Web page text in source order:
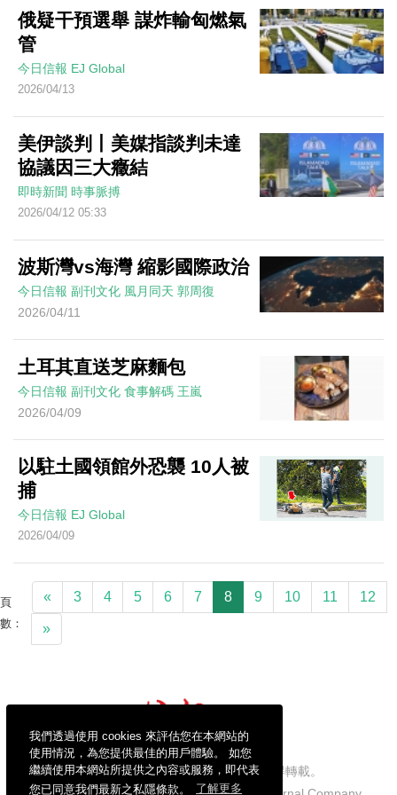
我們透過使用 cookies 來評估您在本網站的
使用情況，為您提供最佳的用戶體驗。 如您
繼續使用本網站所提供之內容或服務，即代表
您已同意我們最新之私隱條款。
了解更多
俄疑干預選舉 謀炸輸匈燃氣
管
今日信報 EJ Global
2026/04/13
美伊談判丨美媒指談判未達
協議因三大癥結
即時新聞 時事脈搏
2026/04/12 05:33
波斯灣vs海灣 縮影國際政治
今日信報 副刊文化 風月同天 郭周復
2026/04/11
土耳其直送芝麻麵包
今日信報 副刊文化 食事解碼 王嵐
2026/04/09
以駐土國領館外恐襲 10人被
捕
今日信報 EJ Global
2026/04/09
頁
數：
« 3 4 5 6 7 8 9 10 11 12
»
信報財經新聞有限公司版權所有，不得轉載。